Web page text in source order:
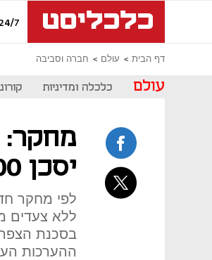
7
דף הבית עולם חברה וסביבה
עולם כלכלה ומדיניות
מחקר:
יסכן 300 מיליון בני אדם
בסכנת
ההערכות